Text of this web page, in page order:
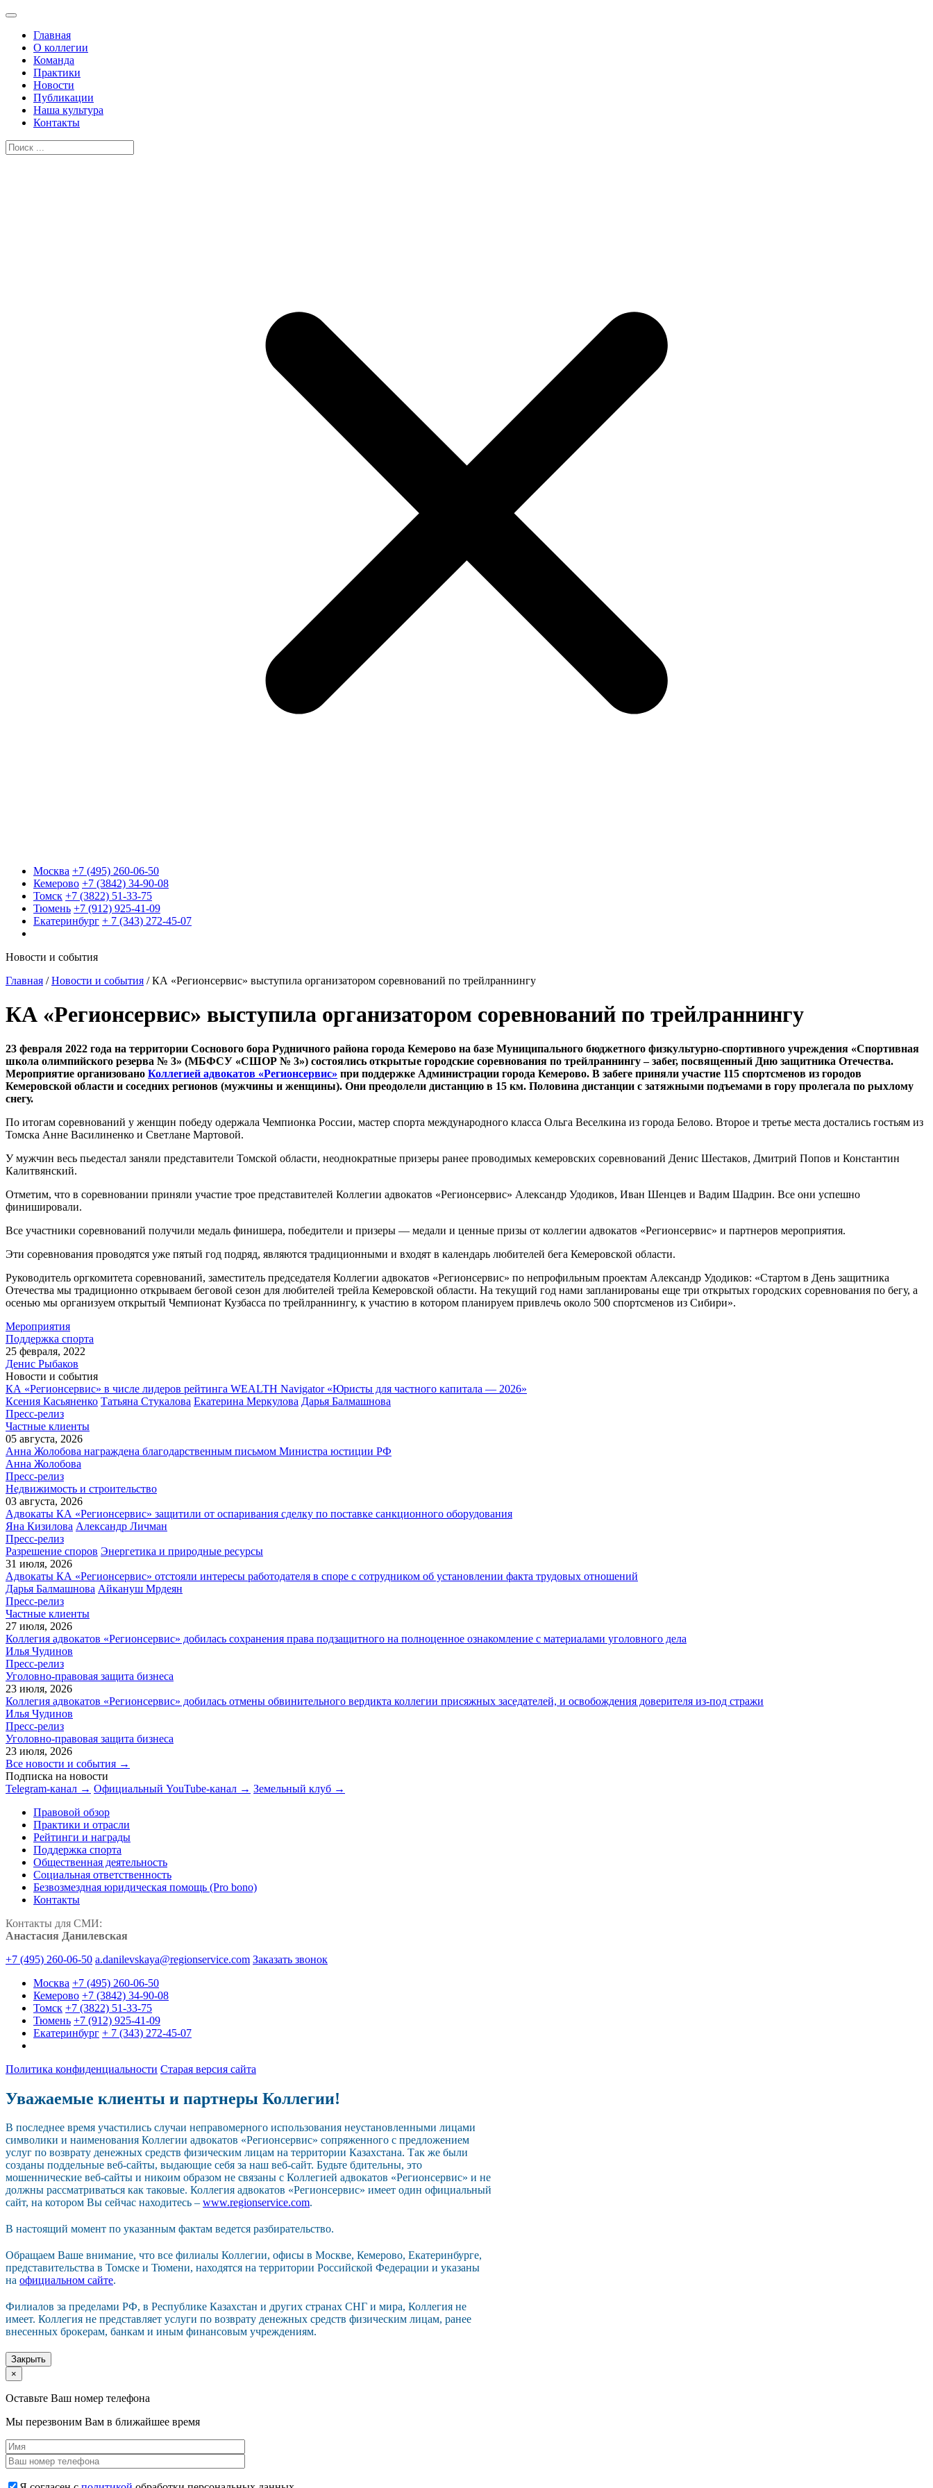
Главная
О коллегии
Команда
Практики
Новости
Публикации
Наша культура
Контакты
Москва +7 (495) 260-06-50
Кемерово +7 (3842) 34-90-08
Томск +7 (3822) 51-33-75
Тюмень +7 (912) 925-41-09
Екатеринбург + 7 (343) 272-45-07
Новости и события
Главная /Новости и события /КА «Регионсервис» выступила организатором соревнований по трейлраннингу
КА «Регионсервис» выступила организатором соревнований по трейлраннингу
23 февраля 2022 года на территории Соснового бора Рудничного района города Кемерово на базе Муниципального бюджетного физкультурно-спортивного учреждения «Спортивная
школа олимпийского резерва № 3» (МБФСУ «СШОР № 3») состоялись открытые городские соревнования по трейлраннингу – забег, посвященный Дню защитника Отечества.
Мероприятие организовано Коллегией адвокатов «Регионсервис» при поддержке Администрации города Кемерово. В забеге приняли участие 115 спортсменов из городов
Кемеровской области и соседних регионов (мужчины и женщины). Они преодолели дистанцию в 15 км. Половина дистанции с затяжными подъемами в гору пролегала по рыхлому
снегу.
По итогам соревнований у женщин победу одержала Чемпионка России, мастер спорта международного класса Ольга Веселкина из города Белово. Второе и третье места достались гостьям из
Томска Анне Василиненко и Светлане Мартовой.
У мужчин весь пьедестал заняли представители Томской области, неоднократные призеры ранее проводимых кемеровских соревнований Денис Шестаков, Дмитрий Попов и Константин
Калитвянский.
Отметим, что в соревновании приняли участие трое представителей Коллегии адвокатов «Регионсервис» Александр Удодиков, Иван Шенцев и Вадим Шадрин. Все они успешно
финишировали.
Все участники соревнований получили медаль финишера, победители и призеры — медали и ценные призы от коллегии адвокатов «Регионсервис» и партнеров мероприятия.
Эти соревнования проводятся уже пятый год подряд, являются традиционными и входят в календарь любителей бега Кемеровской области.
Руководитель оргкомитета соревнований, заместитель председателя Коллегии адвокатов «Регионсервис» по непрофильным проектам Александр Удодиков: «Стартом в День защитника
Отечества мы традиционно открываем беговой сезон для любителей трейла Кемеровской области. На текущий год нами запланированы еще три открытых городских соревнования по бегу, а
осенью мы организуем открытый Чемпионат Кузбасса по трейлраннингу, к участию в котором планируем привлечь около 500 спортсменов из Сибири».
Мероприятия
Поддержка спорта
25 февраля, 2022
Денис Рыбаков
Новости и события
КА «Регионсервис» в числе лидеров рейтинга WEALTH Navigator «Юристы для частного капитала — 2026»
Ксения Касьяненко Татьяна Стукалова Екатерина Меркулова Дарья Балмашнова
Пресс-релиз
Частные клиенты
05 августа, 2026
Анна Жолобова награждена благодарственным письмом Министра юстиции РФ
Анна Жолобова
Пресс-релиз
Недвижимость и строительство
03 августа, 2026
Адвокаты КА «Регионсервис» защитили от оспаривания сделку по поставке санкционного оборудования
Яна Кизилова Александр Личман
Пресс-релиз
Разрешение споров Энергетика и природные ресурсы
31 июля, 2026
Адвокаты КА «Регионсервис» отстояли интересы работодателя в споре с сотрудником об установлении факта трудовых отношений
Дарья Балмашнова Айкануш Мрдеян
Пресс-релиз
Частные клиенты
27 июля, 2026
Коллегия адвокатов «Регионсервис» добилась сохранения права подзащитного на полноценное ознакомление с материалами уголовного дела
Илья Чудинов
Пресс-релиз
Уголовно-правовая защита бизнеса
23 июля, 2026
Коллегия адвокатов «Регионсервис» добилась отмены обвинительного вердикта коллегии присяжных заседателей, и освобождения доверителя из-под стражи
Илья Чудинов
Пресс-релиз
Уголовно-правовая защита бизнеса
23 июля, 2026
Все новости и события →
Подписка на новости
Telegram-канал → Официальный YouTube-канал → Земельный клуб →
Правовой обзор
Практики и отрасли
Рейтинги и награды
Поддержка спорта
Общественная деятельность
Социальная ответственность
Безвозмездная юридическая помощь (Pro bono)
Контакты
Контакты для СМИ:
Анастасия Данилевская
+7 (495) 260-06-50 a.danilevskaya@regionservice.com Заказать звонок
Москва +7 (495) 260-06-50
Кемерово +7 (3842) 34-90-08
Томск +7 (3822) 51-33-75
Тюмень +7 (912) 925-41-09
Екатеринбург + 7 (343) 272-45-07
Политика конфиденциальности Старая версия сайта
Уважаемые клиенты и партнеры Коллегии!
В последнее время участились случаи неправомерного использования неустановленными лицами
символики и наименования Коллегии адвокатов «Регионсервис» сопряженного с предложением
услуг по возврату денежных средств физическим лицам на территории Казахстана. Так же были
созданы поддельные веб-сайты, выдающие себя за наш веб-сайт. Будьте бдительны, это
мошеннические веб-сайты и никоим образом не связаны с Коллегией адвокатов «Регионсервис» и не
должны рассматриваться как таковые. Коллегия адвокатов «Регионсервис» имеет один официальный
сайт, на котором Вы сейчас находитесь – www.regionservice.com.
В настоящий момент по указанным фактам ведется разбирательство.
Обращаем Ваше внимание, что все филиалы Коллегии, офисы в Москве, Кемерово, Екатеринбурге,
представительства в Томске и Тюмени, находятся на территории Российской Федерации и указаны
на официальном сайте.
Филиалов за пределами РФ, в Республике Казахстан и других странах СНГ и мира, Коллегия не
имеет. Коллегия не представляет услуги по возврату денежных средств физическим лицам, ранее
внесенных брокерам, банкам и иным финансовым учреждениям.
Закрыть
×
Оставьте Ваш номер телефона
Мы перезвоним Вам в ближайшее время